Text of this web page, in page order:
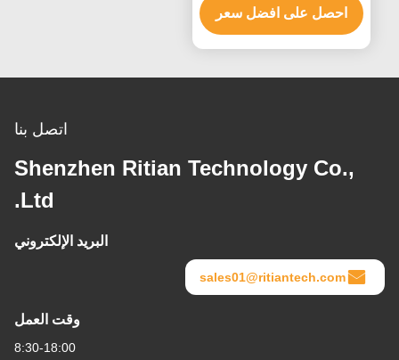
المقاوم للحماية من المعدات
الطبية
احصل على افضل سعر
اتصل بنا
Shenzhen Ritian Technology Co.,
Ltd.
البريد الإلكتروني
sales01@ritiantech.com
وقت العمل
8:30-18:00